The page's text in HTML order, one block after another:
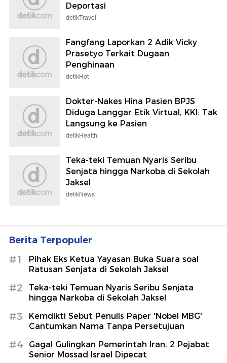
Deportasi
detikTravel
Fangfang Laporkan 2 Adik Vicky
Prasetyo Terkait Dugaan
Penghinaan
detikHot
Dokter-Nakes Hina Pasien BPJS
Diduga Langgar Etik Virtual, KKI: Tak
Langsung ke Pasien
detikHealth
Teka-teki Temuan Nyaris Seribu
Senjata hingga Narkoba di Sekolah
Jaksel
detikNews
Berita Terpopuler
#1
Pihak Eks Ketua Yayasan Buka Suara soal
Ratusan Senjata di Sekolah Jaksel
#2
Teka-teki Temuan Nyaris Seribu Senjata
hingga Narkoba di Sekolah Jaksel
#3
Kemdikti Sebut Penulis Paper 'Nobel MBG'
Cantumkan Nama Tanpa Persetujuan
#4
Gagal Gulingkan Pemerintah Iran, 2 Pejabat
Senior Mossad Israel Dipecat